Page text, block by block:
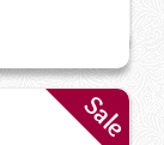
Sale